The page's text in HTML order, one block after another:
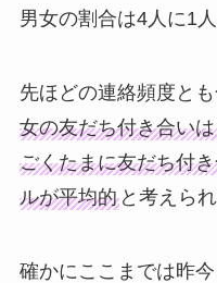
男女の割合は4人に1
先ほどの連絡頻度と
女の友だち付き合い
ごくたまに友だち付
ルが平均的と考えられ
確かにここまでは昨